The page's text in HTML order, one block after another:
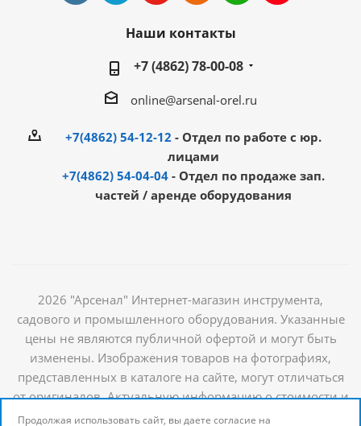
Наши контакты
+7 (4862) 78-00-08
online@arsenal-orel.ru
+7(4862) 54-12-12 - Отдел по работе с юр.
лицами
+7(4862) 54-04-04 - Отдел по продаже зап.
частей / аренде оборудования
2026 "Арсенал" Интернет-магазин инструмента,
садового и промышленного оборудования. Указанные
цены не являются публичной офертой и могут быть
изменены. Изображения товаров на фотографиях,
представленных в каталоге на сайте, могут отличаться
от оригиналов. Актуальную информацию о стоимости и
наличии товаров можно получить у наших
Продолжая использовать сайт, вы даете согласие на